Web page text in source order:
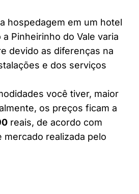
hospedagem em um hotel
Pinheirinho do Vale varia
devido as diferenças na
e dos serviços
você tiver, maior
os preços ficam a
reais, de acordo com
mercado realizada pelo